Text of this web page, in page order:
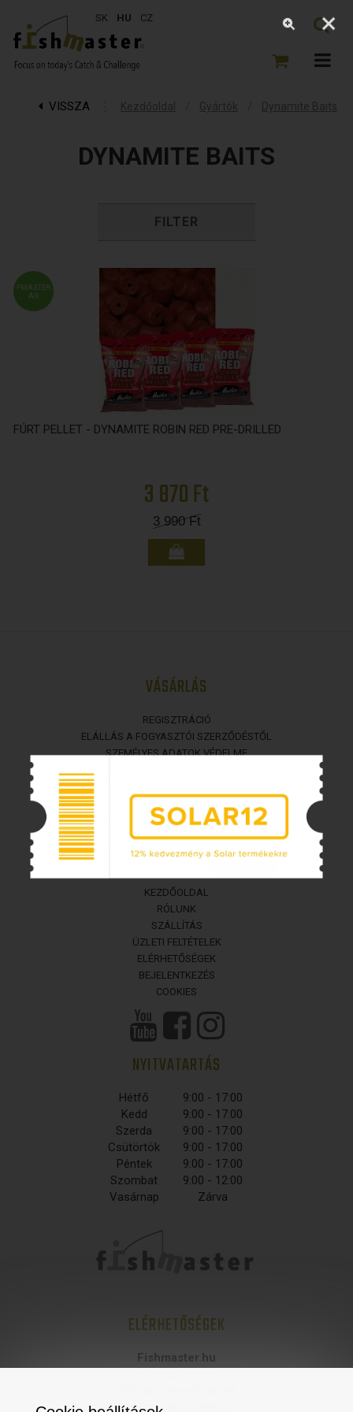
SK HU CZ
VISSZA Kezdőoldal Gyártók Dynamite Baits
DYNAMITE BAITS
FILTER
FMASTER
ÁR
FÚRT PELLET - DYNAMITE ROBIN RED PRE-DRILLED
3 870 Ft
3 990Ft
VÁSÁRLÁS
REGISZTRÁCIÓ
ELÁLLÁS A FOGYASZTÓI SZERZŐDÉSTŐL
SZEMÉLYES ADATOK VÉDELME
FISHMASTER
KEZDŐOLDAL
RÓLUNK
SZÁLLÍTÁS
ÜZLETI FELTÉTELEK
ELÉRHETŐSÉGEK
BEJELENTKEZÉS
COOKIES
NYITVATARTÁS
Hétfő
9:00 - 17:00
Kedd
9:00 - 17:00
Szerda
9:00 - 17:00
Csütörtök
9:00 - 17:00
Péntek
9:00 - 17:00
Szombat
9:00 - 12:00
Vasárnap
Zárva
ELÉRHETŐSÉGEK
Fishmaster.hu
statisztikai számjel: